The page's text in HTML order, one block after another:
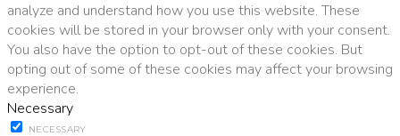
analyze and understand how you use this website. These
cookies will be stored in your browser only with your consent.
You also have the option to opt-out of these cookies. But
opting out of some of these cookies may affect your browsing
experience.
Necessary
NECESSARY